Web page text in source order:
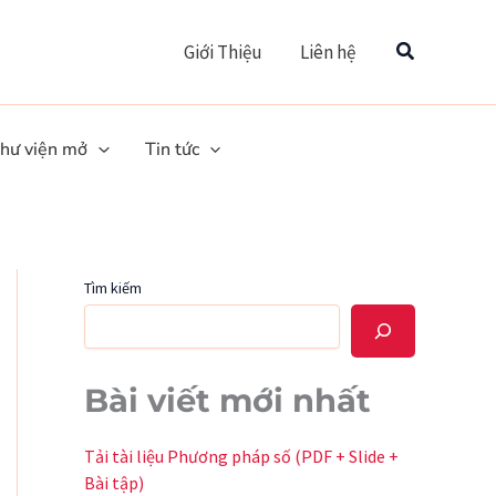
Giới Thiệu Liên hệ Tìm
viện mở Tin tức
Tìm kiếm
Bài viết mới nhất
Tải tài liệu Phương pháp số (PDF + Slide +
Bài tập)